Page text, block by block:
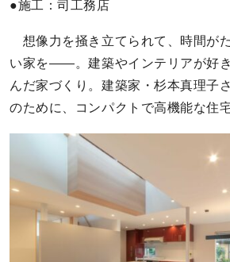
●施工：司工務店
想像力を掻き立てられて、時間が
い家を――。建築やインテリアが好
んだ家づくり。建築家・杉本真理子
のために、コンパクトで高機能な住